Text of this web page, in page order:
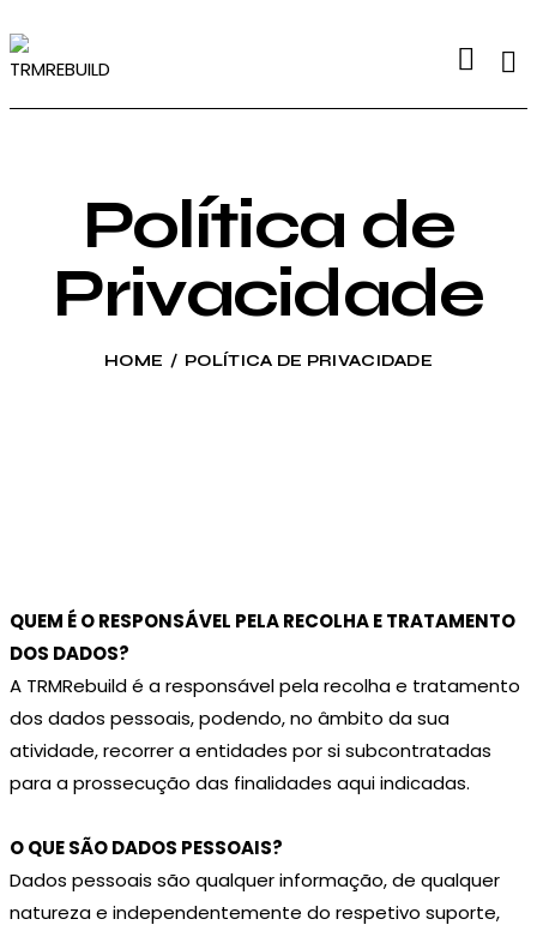
Política de
Privacidade
HOME POLÍTICA DE PRIVACIDADE
QUEM É O RESPONSÁVEL PELA RECOLHA E TRATAMENTO
DOS DADOS?
A TRMRebuild é a responsável pela recolha e tratamento
dos dados pessoais, podendo, no âmbito da sua
atividade, recorrer a entidades por si subcontratadas
para a prossecução das finalidades aqui indicadas.
O QUE SÃO DADOS PESSOAIS?
Dados pessoais são qualquer informação, de qualquer
natureza e independentemente do respetivo suporte,